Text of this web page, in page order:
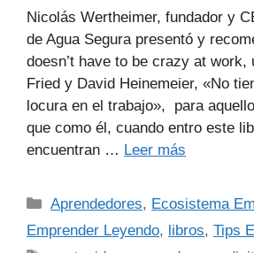
Nicolás Wertheimer, fundador y
de Agua Segura presentó y
doesn’t have to be crazy at work,
Fried y David Heinemeier, «No
locura en el trabajo», para
que como él, cuando entro este
encuentran … Leer más
Aprendedores, Ecosistema
Emprender Leyendo, libros, Tips